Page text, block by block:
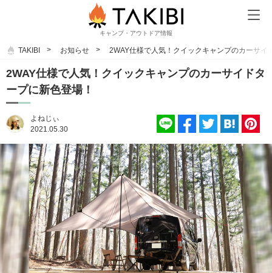
キャンプ・アウトドア情報
TAKIBI お知らせ 2WAY仕様で人気！クイックキャンプのカーサイ
2WAY仕様で人気！クイックキャンプのカーサイドタ
ープに新色登場！
よねじぃ
2021.05.30